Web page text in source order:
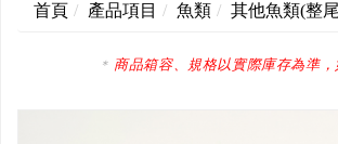
首頁 產品項目 魚類 其他魚類(整
商品箱容、規格以實際庫存為準